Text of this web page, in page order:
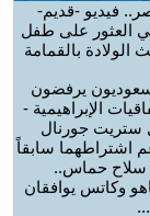
فيديو -قديم-
العثور على طفل
الولادة بالقمامة
يرفضون
الإبراهيمية -
ستريت جورنال
اشتراطهما سابقاً
سلاح حماس..
وكاتس يوافقان